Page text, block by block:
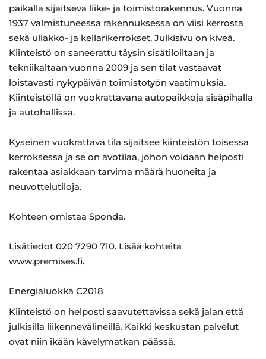
paikalla sijaitseva liike- ja toimistorakennus. Vuonna
1937 valmistuneessa rakennuksessa on viisi kerrosta
sekä ullakko- ja kellarikerrokset. Julkisivu on kiveä.
Kiinteistö on saneerattu täysin sisätiloiltaan ja
tekniikaltaan vuonna 2009 ja sen tilat vastaavat
loistavasti nykypäivän toimistotyön vaatimuksia.
Kiinteistöllä on vuokrattavana autopaikkoja sisäpihalla
ja autohallissa.
Kyseinen vuokrattava tila sijaitsee kiinteistön toisessa
kerroksessa ja se on avotilaa, johon voidaan helposti
rakentaa asiakkaan tarvima määrä huoneita ja
neuvottelutiloja.
Kohteen omistaa Sponda.
Lisätiedot 020 7290 710. Lisää kohteita
www.premises.fi.
Energialuokka C2018
Kiinteistö on helposti saavutettavissa sekä jalan että
julkisilla liikennevälineillä. Kaikki keskustan palvelut
ovat niin ikään kävelymatkan päässä.